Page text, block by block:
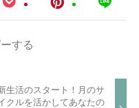
する
生活のスタート！月のサ
クルを活かしてあなたの